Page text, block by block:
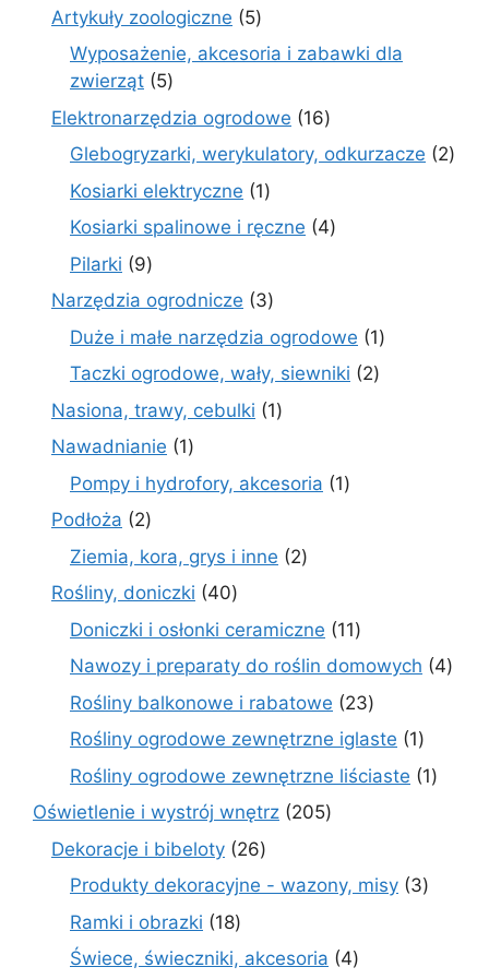
Artykuły zoologiczne 55
produktów
Wyposażenie, akcesoria i zabawki dla
zwierząt 55
produktów
Elektronarzędzia ogrodowe 1616
produktów
Glebogryzarki, werykulatory, odkurzacze 22
Kosiarki elektryczne 11
produkt
Kosiarki spalinowe i ręczne 44
Pilarki 99
produktów
Narzędzia ogrodnicze 33
produkty
Duże i małe narzędzia ogrodowe 11
Taczki ogrodowe, wały, siewniki 22
Nasiona, trawy, cebulki 11
Nawadnianie 11
produkt
Pompy i hydrofory, akcesoria 11
Podłoża 22
Ziemia, kora, grys i inne 22
Rośliny, doniczki 4040
produktów
Doniczki i osłonki ceramiczne 1111
produktów
Nawozy i preparaty do roślin domowych 44
Rośliny balkonowe i rabatowe 2323
produkty
Rośliny ogrodowe zewnętrzne iglaste 11
produkt
Rośliny ogrodowe zewnętrzne liściaste 11
Oświetlenie i wystrój wnętrz 205205
Dekoracje i bibeloty 2626
Produkty dekoracyjne - wazony, misy 33
Ramki i obrazki 1818
produktów
Świece, świeczniki, akcesoria 44